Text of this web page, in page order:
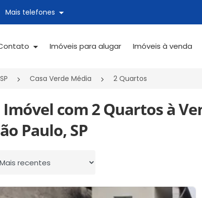
Mais telefones
Imóveis para alugar Imóveis à venda
Casa Verde Média 2 Quartos
Imóvel com 2 Quartos à
Paulo, SP
por